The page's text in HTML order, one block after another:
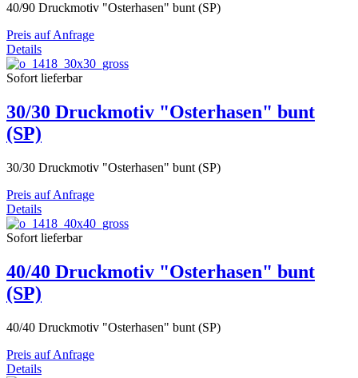
40/90 Druckmotiv "Osterhasen" bunt (SP)
Preis auf Anfrage
Details
Sofort lieferbar
30/30 Druckmotiv "Osterhasen" bunt
(SP)
30/30 Druckmotiv "Osterhasen" bunt (SP)
Preis auf Anfrage
Details
Sofort lieferbar
40/40 Druckmotiv "Osterhasen" bunt
(SP)
40/40 Druckmotiv "Osterhasen" bunt (SP)
Preis auf Anfrage
Details